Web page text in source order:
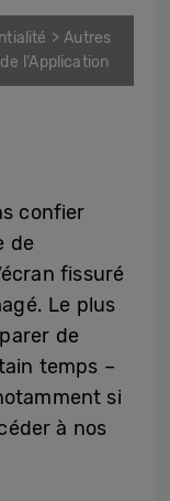
> Autres
l’Application
confier
de
fissuré
Le plus
de
temps –
si
à nos